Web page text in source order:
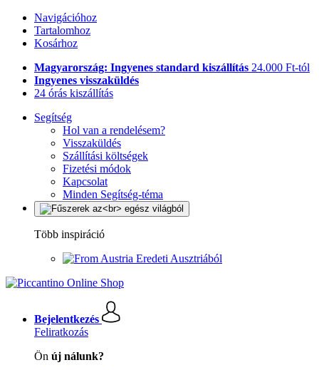
Navigációhoz
Tartalomhoz
Kosárhoz
Magyarország: Ingyenes standard kiszállítás 24.000 Ft-tól
Ingyenes visszaküldés
24 órás kiszállítás
Segítség
Hol van a rendelésem?
Visszaküldés
Szállítási költségek
Fizetési módok
Kapcsolat
Minden Segítség-téma
Több inspiráció
Eredeti Ausztriából
Bejelentkezés
Feliratkozás
Ön új nálunk?